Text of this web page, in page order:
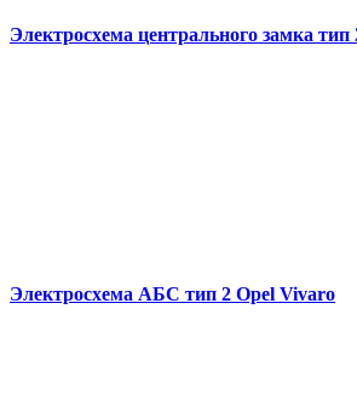
Электросхема центрального замка
Электросхема АБС тип 2 Opel Vivaro